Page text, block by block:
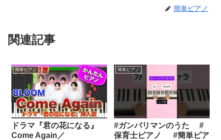
簡単ピアノ
関連記事
簡単ピアノ
ドラマ『君の花になる』
Come Again／
簡単ピアノ
#ガンバリマンのうた #
保育士ピアノ #簡単ピア